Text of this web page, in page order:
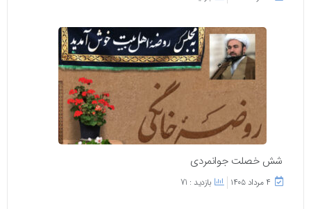
شش خصلت جوانمردی
۴ مرداد ۱۴۰۵ بازدید : 71